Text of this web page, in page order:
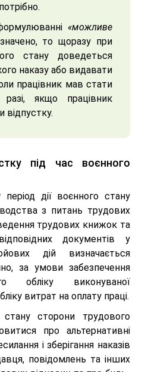
«можливе
то щоразу при
стану доведеться
наказу або видавати
працівник мав стати
якщо працівник
під час воєнного
дії воєнного стану
з питань трудових
трудових книжок та
документів у
дій визначається
за умови забезпечення
обліку виконуваної
витрат на оплату праці.
сторони трудового
про альтернативні
і зберігання наказів
повідомлень та інших